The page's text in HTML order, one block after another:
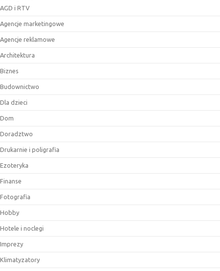
AGD i RTV
Agencje marketingowe
Agencje reklamowe
Architektura
Biznes
Budownictwo
Dla dzieci
Dom
Doradztwo
Drukarnie i poligrafia
Ezoteryka
Finanse
Fotografia
Hobby
Hotele i noclegi
Imprezy
Klimatyzatory